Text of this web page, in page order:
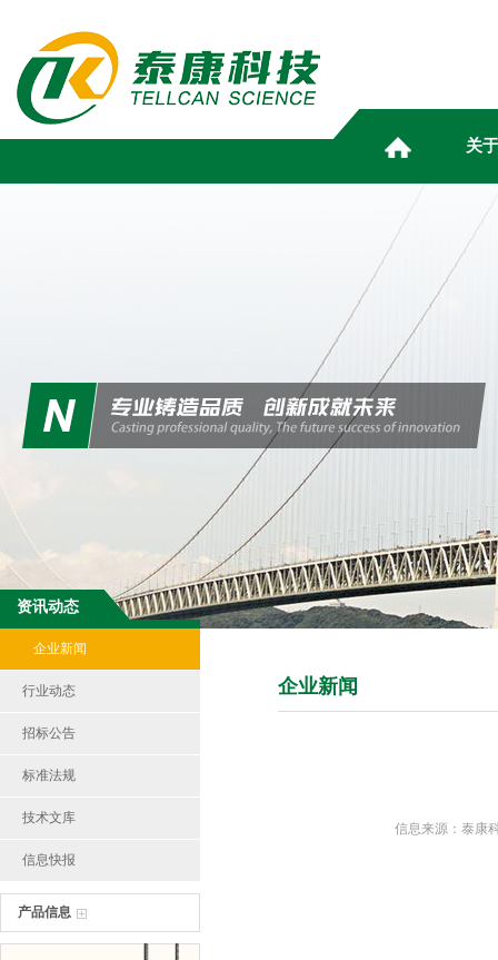
关
关于泰康
资讯动态
产品中心
人力资源
MARKETING
营销服务
资讯动态
企业新闻
行业动态
招标公告
标准法规
技术文库
信息快报
产品信息
企业新闻
信息来源：泰康